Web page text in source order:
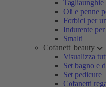
Tagliaunghie
Oli e penne
Forbici per
Indurente
Smalti
Cofanetti beauty
Visualizza
Set bagno e
Set pedicure
Cofanetti